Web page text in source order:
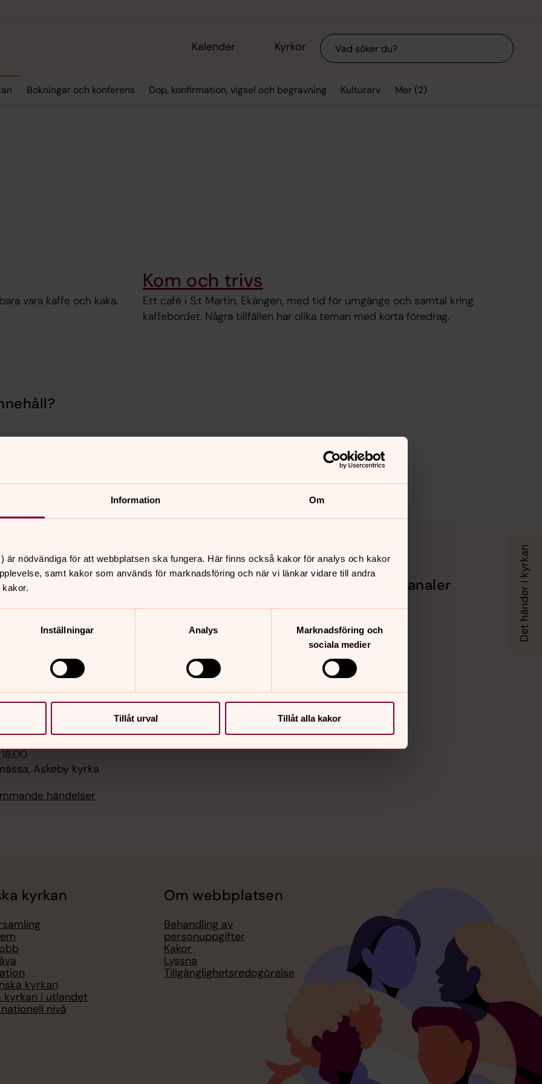
Information Om
är nödvändiga för att webbplatsen ska fungera. Här finns också kakor för analys och kakor
samt kakor som används för marknadsföring och när vi länkar vidare till andra
Inställningar Analys
Marknadsföring och
sociala medier
Tillåt urval Tillåt alla kakor
Kalender Kyrkor Sök
Bokningar och konferens Dop, konfirmation, vigsel och begravning Kulturarv Mer (2)
vara kaffe och kaka.
Kom och trivs
Ett café i S:t Martin, Ekängen, med tid för umgänge och samtal kring
kaffebordet. Några tillfällen har olika teman med korta föredrag.
ledd av ideella,
Rystads kyrka
i Togetorp
Askeby kyrka
händelser
Gudstjänster och kalender
– kom och var med!
Begravning
Konfirmation
Sociala kanaler
Facebook
Vimeo
kyrkan
kyrkan
kyrkan i utlandet
nivå
Om webbplatsen
Behandling av
personuppgifter
Kakor
Lyssna
Tillgänglighetsredogörelse